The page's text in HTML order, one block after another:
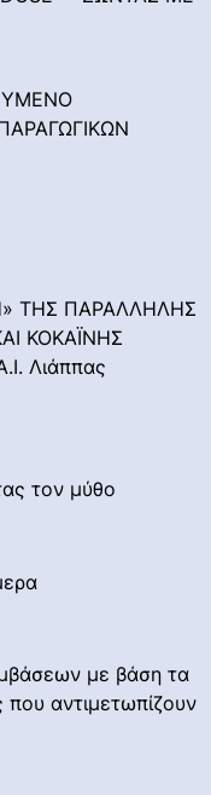
ΤΗΣ ΠΑΡΑΛΛΗΛΗΣ
ΚΟΚΑΪΝΗΣ
Λιάππας
τον μύθο
με βάση τα
αντιμετωπίζουν